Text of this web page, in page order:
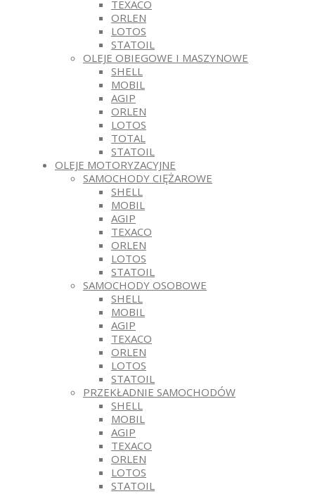
TEXACO
ORLEN
LOTOS
STATOIL
OLEJE OBIEGOWE I MASZYNOWE
SHELL
MOBIL
AGIP
ORLEN
LOTOS
TOTAL
STATOIL
OLEJE MOTORYZACYJNE
SAMOCHODY CIĘŻAROWE
SHELL
MOBIL
AGIP
TEXACO
ORLEN
LOTOS
STATOIL
SAMOCHODY OSOBOWE
SHELL
MOBIL
AGIP
TEXACO
ORLEN
LOTOS
STATOIL
PRZEKŁADNIE SAMOCHODÓW
SHELL
MOBIL
AGIP
TEXACO
ORLEN
LOTOS
STATOIL